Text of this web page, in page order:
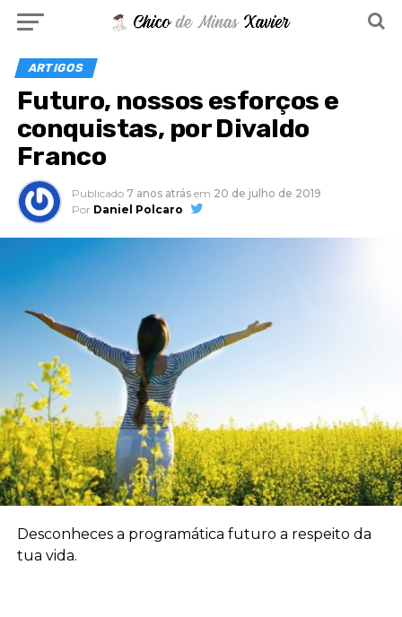
ARTIGOS
Futuro, nossos esforços e
conquistas, por Divaldo
Franco
Publicado 7 anos atrás em 20 de julho de 2019
Por Daniel Polcaro
Desconheces a programática futuro a respeito da
tua vida.